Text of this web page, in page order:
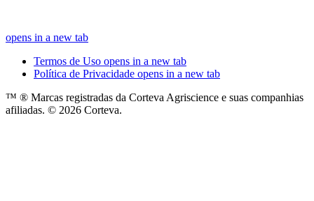
opens in a new tab
Termos de Uso opens in a new tab
Política de Privacidade opens in a new tab
™ ® Marcas registradas da Corteva Agriscience e suas companhias
afiliadas. © 2026 Corteva.